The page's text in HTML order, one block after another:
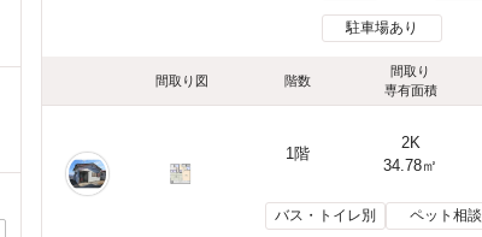
駐車場あり
間取り図 階数
間取り
専有面積
1階
2K
34.78㎡
バス・トイレ別 ペット相談